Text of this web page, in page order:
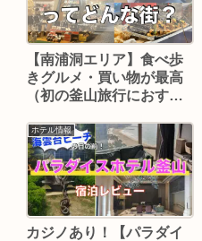
【南浦洞エリア】食べ歩
きグルメ・買い物が最高
（初の釜山旅行におすす
ホテル情報
カジノあり！【パラダイ